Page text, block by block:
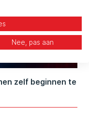
zelf beginnen te
Nee, pas aan